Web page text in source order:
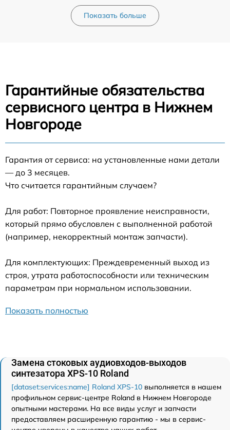
Показать больше
Гарантийные обязательства
сервисного центра в Нижнем
Новгороде
Гарантия от сервиса: на установленные нами детали
— до 3 месяцев.
Что считается гарантийным случаем?
Для работ: Повторное проявление неисправности,
который прямо обусловлен с выполненной работой
(например, некорректный монтаж запчасти).
Для комплектующих: Преждевременный выход из
строя, утрата работоспособности или техническим
параметрам при нормальном использовании.
Показать полностью
Замена стоковых аудиовходов-выходов
синтезатора XPS-10 Roland
[dataset:services:name] Roland XPS-10 выполняется в нашем
профильном сервис-центре Roland в Нижнем Новгороде
опытными мастерами. На все виды услуг и запчасти
предоставляем расширенную гарантию - мы в сервис-